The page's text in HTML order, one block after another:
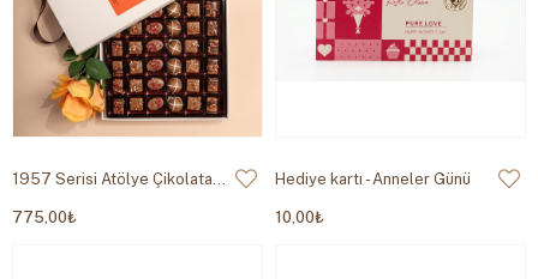
1957 Serisi Atölye Çikolata 320g
775,00₺
Hediye kartı - Anneler Günü
10,00₺